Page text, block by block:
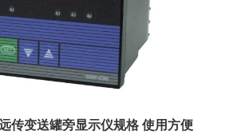
传变送罐旁显示仪规格 使用方便